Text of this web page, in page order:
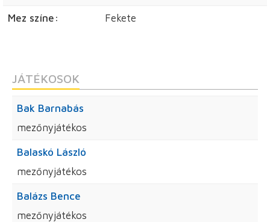
Mez színe: Fekete
JÁTÉKOSOK
Bak Barnabás
mezőnyjátékos
Balaskó László
mezőnyjátékos
Balázs Bence
mezőnyjátékos